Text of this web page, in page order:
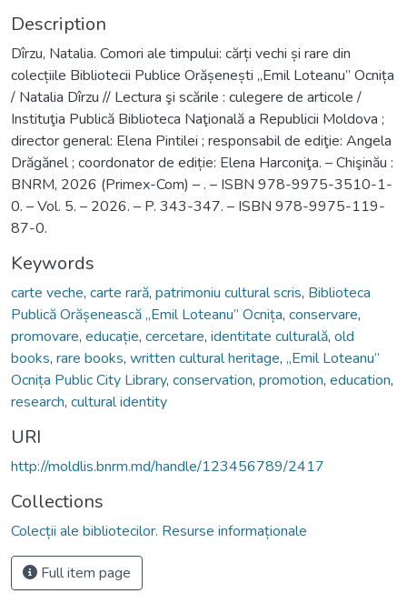
Description
Dîrzu, Natalia. Comori ale timpului: cărți vechi și rare din
colecțiile Bibliotecii Publice Orășenești „Emil Loteanu” Ocnița
/ Natalia Dîrzu // Lectura şi scările : culegere de articole /
Instituţia Publică Biblioteca Naţională a Republicii Moldova ;
director general: Elena Pintilei ; responsabil de ediţie: Angela
Drăgănel ; coordonator de ediție: Elena Harconiţa. – Chişinău :
BNRM, 2026 (Primex-Com) – . – ISBN 978-9975-3510-1-
0. – Vol. 5. – 2026. – P. 343-347. – ISBN 978-9975-119-
87-0.
Keywords
carte veche, carte rară, patrimoniu cultural scris, Biblioteca
Publică Orășenească „Emil Loteanu” Ocnița, conservare,
promovare, educație, cercetare, identitate culturală, old
books, rare books, written cultural heritage, „Emil Loteanu”
Ocnița Public City Library, conservation, promotion, education,
research, cultural identity
URI
http://moldlis.bnrm.md/handle/123456789/2417
Collections
Colecții ale bibliotecilor. Resurse informaționale
Full item page